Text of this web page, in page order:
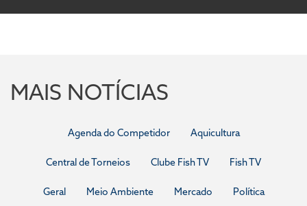
MAIS NOTÍCIAS
Agenda do Competidor Aquicultura
Central de Torneios Clube Fish TV Fish TV
Geral Meio Ambiente Mercado Política